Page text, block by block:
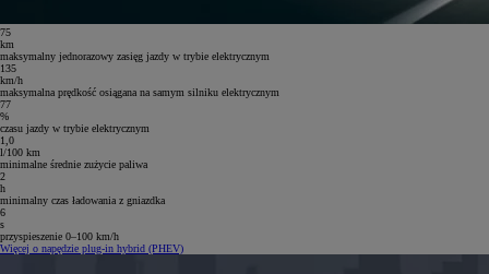
75
km
maksymalny jednorazowy zasięg jazdy w trybie elektrycznym
135
km/h
maksymalna prędkość osiągana na samym silniku elektrycznym
77
%
czasu jazdy w trybie elektrycznym
1,0
l/100 km
minimalne średnie zużycie paliwa
2
h
minimalny czas ładowania z gniazdka
6
s
przyspieszenie 0–100 km/h
Więcej o napędzie plug-in hybrid (PHEV)